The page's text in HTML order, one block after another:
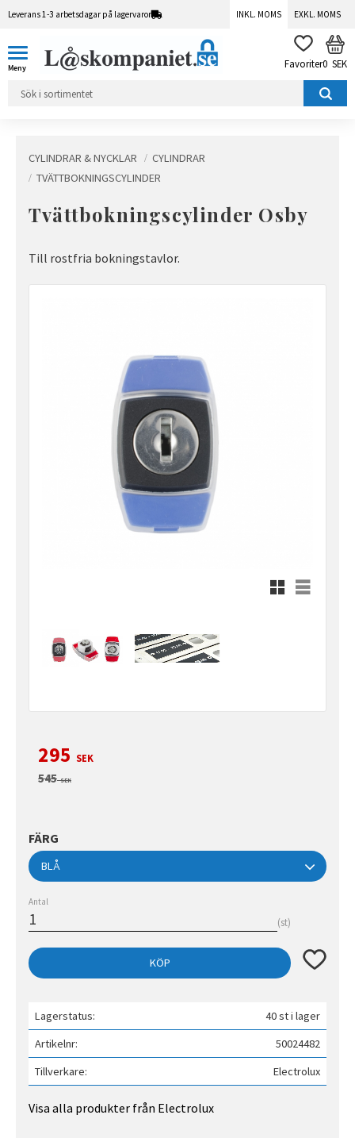
Leverans 1-3 arbetsdagar på lagervaror INKL. MOMS EXKL. MOMS
FAVORITER
0 SEK
CYLINDRAR & NYCKLAR
CYLINDRAR
TVÄTTBOKNINGSCYLINDER
Tvättbokningscylinder Osby
Till rostfria bokningstavlor.
Rutnätsvy
Listvy
Nedsatt pris:
295 SEK
Ordinarie pris:
545SEK
FÄRG
Antal
st
KÖP Lägg till
Lagerstatus
40 st i lager
Artikelnr
50024482
Tillverkare
Electrolux
Visa alla produkter från Electrolux